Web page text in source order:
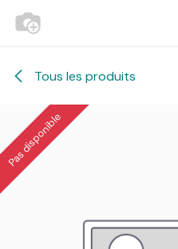
Se rendre au contenu
Tous les produits
Pas disponible